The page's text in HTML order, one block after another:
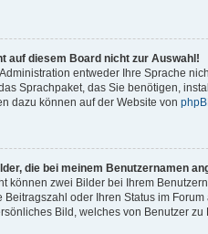
auf diesem Board nicht zur Auswahl!
entweder Ihre Sprache
Sprachpaket, das Sie benötigen,
dazu können auf der Website von
die bei meinem Benutzernamen
können zwei Bilder bei Ihrem
Beitragszahl oder Ihren Status im
Bild, welches von Benutzer